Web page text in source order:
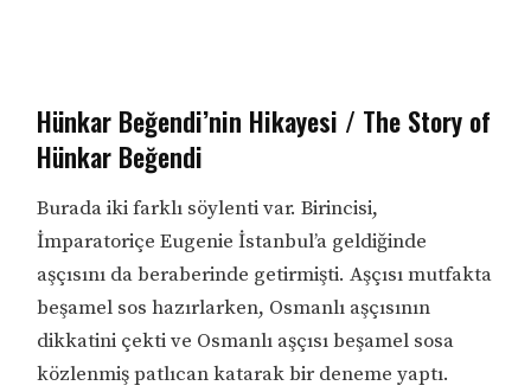
Hünkar Beğendi’nin Hikayesi / The Story of
Hünkar Beğendi
Burada iki farklı söylenti var. Birincisi,
İmparatoriçe Eugenie İstanbul’a geldiğinde
aşçısını da beraberinde getirmişti. Aşçısı mutfakta
beşamel sos hazırlarken, Osmanlı aşçısının
dikkatini çekti ve Osmanlı aşçısı beşamel sosa
közlenmiş patlıcan katarak bir deneme yaptı.